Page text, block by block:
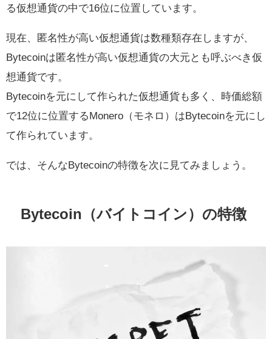
る仮想通貨の中で16位に位置しています。
現在、匿名性が高い仮想通貨は数種類存在しますが、
Bytecoinは匿名性が高い仮想通貨の大元とも呼ぶべき仮
想通貨です。
Bytecoinを元にして作られた仮想通貨も多く、時価総額
で12位に位置するMonero（モネロ）はBytecoinを元にし
て作られています。
では、そんなBytecoinの特徴を次に見てみましょう。
Bytecoin（バイトコイン）の特徴